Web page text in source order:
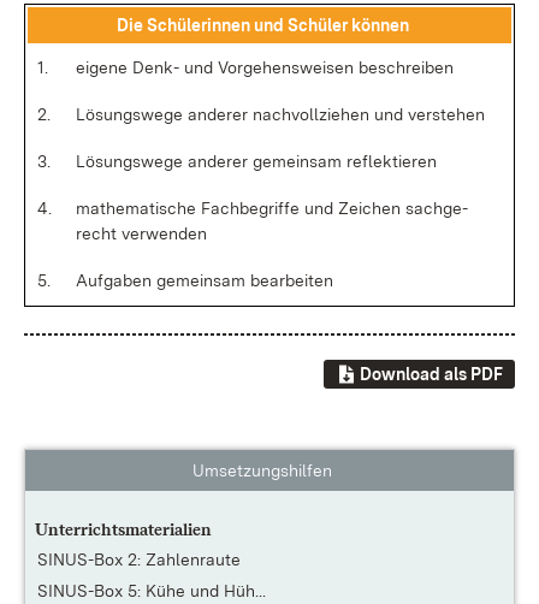
Die Schü­le­rin­nen und Schü­ler kön­nen
1. ei­ge­ne Denk- und Vor­ge­hens­wei­sen be­schrei­ben
2. Lö­sungs­we­ge an­de­rer nach­voll­zie­hen und ver­ste­hen
3. Lö­sungs­we­ge an­de­rer ge­mein­sam re­flek­tie­ren
4.
ma­the­ma­ti­sche Fach­be­grif­fe und Zei­chen sach­ge­
recht ver­wen­den
5. Auf­ga­ben ge­mein­sam be­ar­bei­ten
Download als PDF
Umsetzungshilfen
Unterrichtsmaterialien
SINUS-Box 2: Zahlenraute
SINUS-Box 5: Kühe und Hüh...